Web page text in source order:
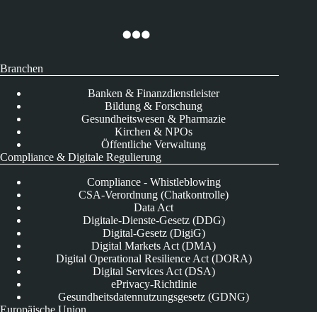
Branchen
Banken & Finanzdienstleister
Bildung & Forschung
Gesundheitswesen & Pharmazie
Kirchen & NPOs
Öffentliche Verwaltung
Compliance & Digitale Regulierung
Compliance - Whistleblowing
CSA-Verordnung (Chatkontrolle)
Data Act
Digitale-Dienste-Gesetz (DDG)
Digital-Gesetz (DigiG)
Digital Markets Act (DMA)
Digital Operational Resilience Act (DORA)
Digital Services Act (DSA)
ePrivacy-Richtlinie
Gesundheitsdatennutzungsgesetz (GDNG)
Europäische Union